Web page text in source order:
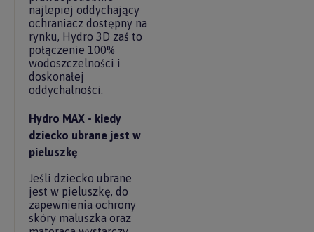
najlepiej oddychający
ochraniacz dostępny na
rynku, Hydro 3D zaś to
połączenie 100%
wodoszczelności i
doskonałej
oddychalności.
Hydro MAX - kiedy
dziecko ubrane jest w
pieluszkę
Jeśli dziecko ubrane
jest w pieluszkę, do
zapewnienia ochrony
skóry maluszka oraz